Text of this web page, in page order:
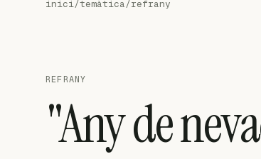
inici/temàtica/refrany
REFRANY
"Any de